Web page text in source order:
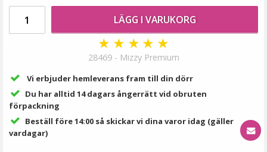
Hårband med kattöron Vit
LÄGG I VARUKORG
★ ★ ★ ★ ★
28469 - Mizzy Premium
Vi erbjuder hemleverans fram till din dörr
Du har alltid 14 dagars ångerrätt vid obruten
förpackning
Beställ före 14:00 så skickar vi dina varor idag (gäller
vardagar)